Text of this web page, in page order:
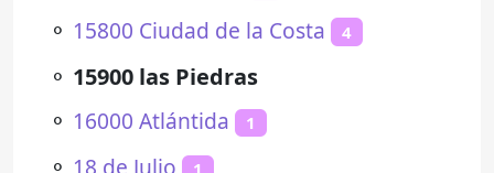
⚬ 15800 Ciudad de la Costa 4
⚬ 15900 las Piedras
⚬ 16000 Atlántida 1
⚬ 18 de Julio 1